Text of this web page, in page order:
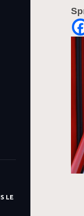
LE